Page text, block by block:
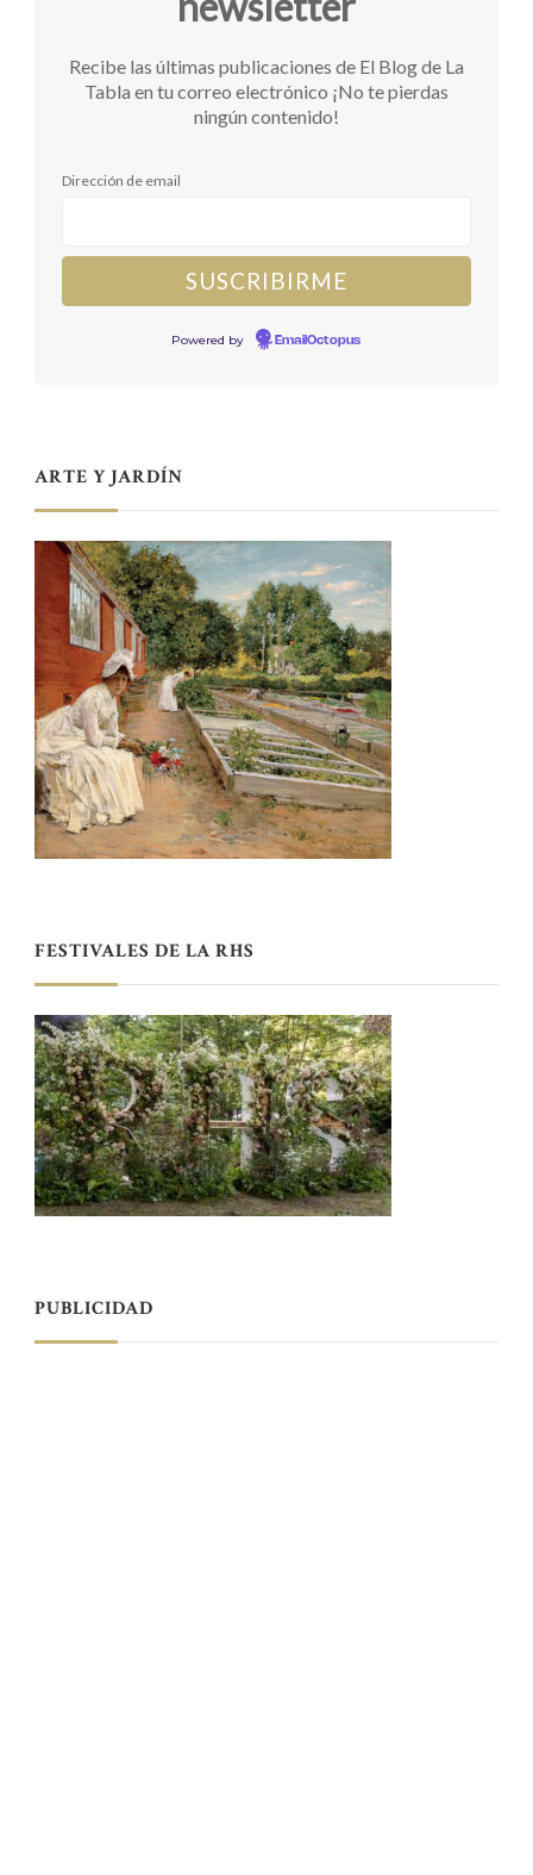
Recibe las últimas publicaciones de El Blog de La
Tabla en tu correo electrónico ¡No te pierdas
ningún contenido!
Dirección de email
Powered by EmailOctopus
ARTE Y JARDÍN
FESTIVALES DE LA RHS
PUBLICIDAD